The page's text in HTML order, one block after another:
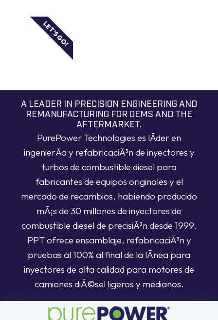
LET'S GO!
A LEADER IN PRECISION ENGINEERING AND
REMANUFACTURING FOR OEMS AND THE
AFTERMARKET.
PurePower Technologies es lÃ­der en
ingenierÃ­a y refabricaciÃ³n de inyectores y
turbos de combustible diesel para
fabricantes de equipos originales y el
mercado de recambios, habiendo producido
mÃ¡s de 30 millones de inyectores de
combustible diesel de precisiÃ³n desde 1999.
PPT ofrece ensamblaje, refabricaciÃ³n y
pruebas al 100% al final de la lÃ­nea para
inyectores de alta calidad para motores de
camiones diÃ©sel ligeros y medianos.